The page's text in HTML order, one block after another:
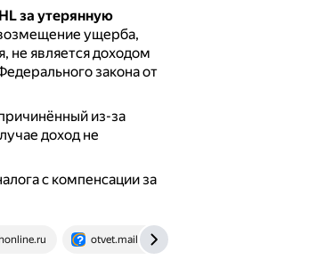
за утерянную
ущерба,
не является доходом
закона от
из-за
доход не
с компенсации за
otvet.mail.ru